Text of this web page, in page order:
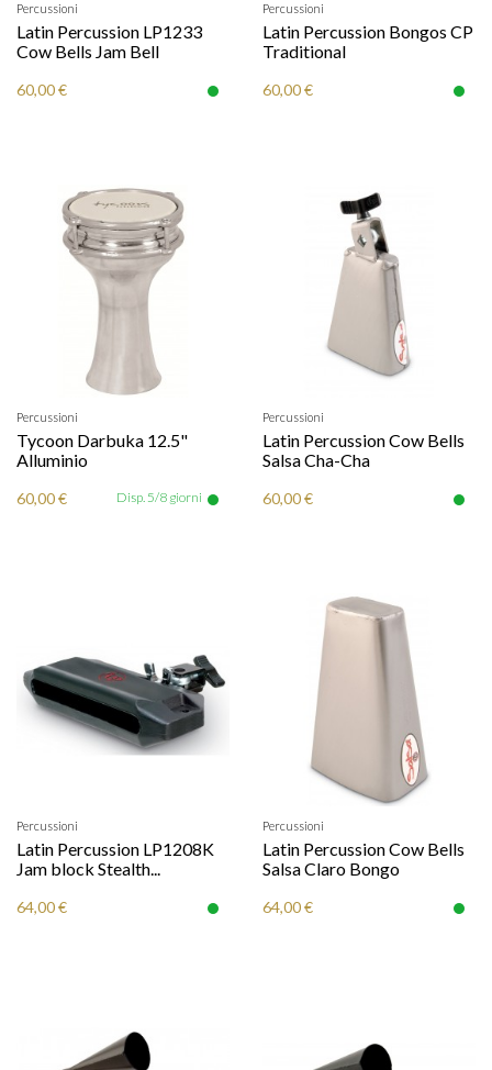
Percussioni
Latin Percussion LP1233
Cow Bells Jam Bell
60,00 €
Percussioni
Latin Percussion Bongos CP
Traditional
60,00 €
Percussioni
Tycoon Darbuka 12.5"
Alluminio
60,00 € Disp. 5/8 giorni
Percussioni
Latin Percussion Cow Bells
Salsa Cha-Cha
60,00 €
Percussioni
Latin Percussion LP1208K
Jam block Stealth...
64,00 €
Percussioni
Latin Percussion Cow Bells
Salsa Claro Bongo
64,00 €